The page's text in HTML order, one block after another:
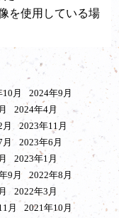
を使用している場
月
2024年9月
2024年4月
2023年11月
月
2023年6月
2023年1月
9月
2022年8月
2022年3月
月
2021年10月